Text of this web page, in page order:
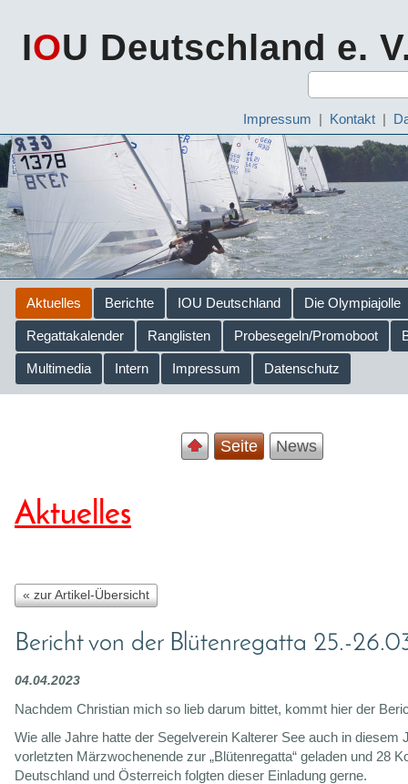
IOU Deutschland e.
Impressum | Kontakt |
Aktuelles Berichte IOU Deutschland Die Olympiajolle
Regattakalender Ranglisten Probesegeln/Promoboot
Multimedia Intern Impressum Datenschutz
Seite News
Aktuelles
« zur Artikel-Übersicht
Bericht von der Blütenregatta 25.-
04.04.2023
Nachdem Christian mich so lieb darum bittet, kommt hier der
Wie alle Jahre hatte der Segelverein Kalterer See auch in diesem
vorletzten Märzwochenende zur „Blütenregatta“ geladen und 28
Deutschland und Österreich folgten dieser Einladung gerne.